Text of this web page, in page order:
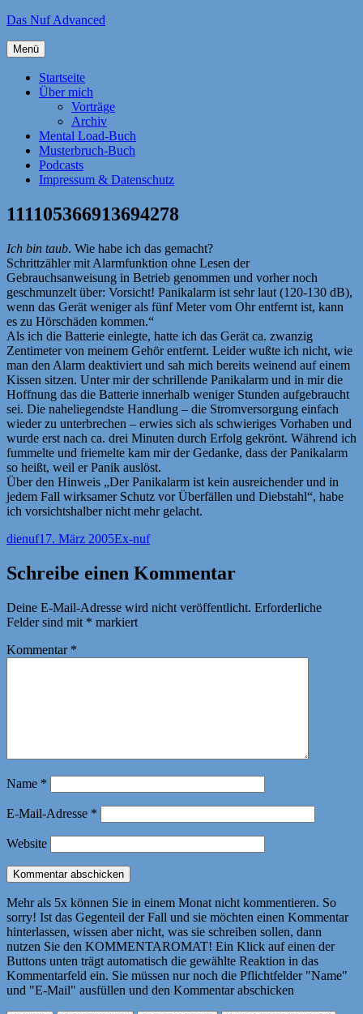
Zum
springen
Das Nuf Advanced
Menü
Startseite
Über mich
Vorträge
Archiv
Mental Load-Buch
Musterbruch-Buch
Podcasts
Impressum & Datenschutz
111105366913694278
Ich bin taub. Wie habe ich das gemacht?
Schrittzähler mit Alarmfunktion ohne Lesen der
Gebrauchsanweisung in Betrieb genommen und vorher noch
geschmunzelt über: Vorsicht! Panikalarm ist sehr laut (120-130 dB),
wenn das Gerät weniger als fünf Meter vom Ohr entfernt ist, kann
es zu Hörschäden kommen.“
Als ich die Batterie einlegte, hatte ich das Gerät ca. zwanzig
Zentimeter von meinem Gehör entfernt. Leider wußte ich nicht, wie
man den Alarm deaktiviert und sah mich bereits weinend auf einem
Kissen sitzen. Unter mir der schrillende Panikalarm und in mir die
Hoffnung das die Batterie innerhalb weniger Stunden aufgebraucht
sei. Die naheliegendste Handlung – die Stromversorgung einfach
wieder zu unterbrechen – erwies sich als schwieriges Vorhaben und
wurde erst nach ca. drei Minuten durch Erfolg gekrönt. Während ich
fummelte und friemelte kam mir der Gedanke, dass der Panikalarm
so heißt, weil er Panik auslöst.
Über den Hinweis „Der Panikalarm ist kein ausreichender und in
jedem Fall wirksamer Schutz vor Überfällen und Diebstahl“, habe
ich vorsichtshalber nicht mehr gelacht.
Autor
dienufVeröffentlicht
17. März 2005Kategorien
Ex-nuf
Schreibe einen Kommentar
Deine E-Mail-Adresse wird nicht veröffentlicht. Erforderliche
Felder sind mit * markiert
Kommentar *
Name *
E-Mail-Adresse *
Website
Mehr als 5x können Sie in einem Monat nicht kommentieren. So
sorry! Ist das Gegenteil der Fall und sie möchten einen Kommentar
hinterlassen, wissen aber nicht, was sie schreiben sollen, dann
nutzen Sie den KOMMENTAROMAT! Ein Klick auf einen der
Buttons unten trägt automatisch die gewählte Reaktion in das
Kommentarfeld ein. Sie müssen nur noch die Pflichtfelder "Name"
und "E-Mail" ausfüllen und den Kommentar abschicken